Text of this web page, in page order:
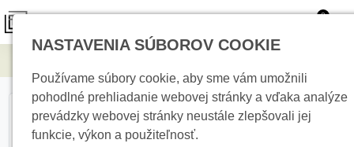
0
NASTAVENIA SÚBOROV COOKIE
Používame súbory cookie, aby sme vám umožnili
pohodlné prehliadanie webovej stránky a vďaka analýze
prevádzky webovej stránky neustále zlepšovali jej
funkcie, výkon a použiteľnosť.